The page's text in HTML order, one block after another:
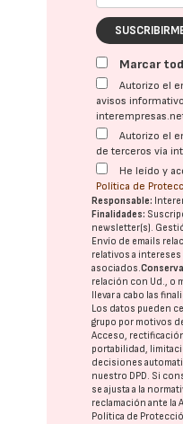
Marcar
Autorizo el
avisos
Autorizo el
de terceros vía
He leído y
Política de
Responsable:
Finalidades:
newsletter(s).
Envío de emails
relativos a
asociados.
relación con Ud., o
llevar a cabo las
Los datos pueden
grupo por motivos
Acceso,
portabilidad,
decisiones
nuestro DPD. Si
se ajusta a la
reclamación ante la
Política de